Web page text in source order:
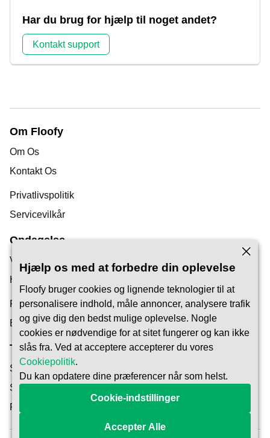
Har du brug for hjælp til noget andet?
Kontakt support
Om Floofy
Om Os
Kontakt Os
Privatlivspolitik
Servicevilkår
Opdagelse
Vores Blog
Hjælpecenter
Find en Kæledyrspasser
Bliv Pet Carer
Tillid & Sikkerhed
Sikkerhed
Sådan fungerer det
Reservationsbeskyttelse
Hjælp os med at forbedre din oplevelse
Floofy bruger cookies og lignende teknologier til at
personalisere indhold, måle annoncer, analysere trafik
og give dig den bedst mulige oplevelse. Nogle
cookies er nødvendige for at sitet fungerer og kan ikke
slås fra. Ved at acceptere accepterer du vores
Cookiepolitik.
Du kan opdatere dine præferencer når som helst.
Cookie-indstillinger
Accepter Alle